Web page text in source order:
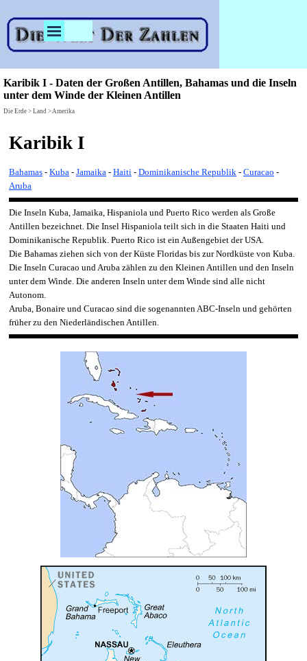
Menü überspringen
Karibik I - Daten der Großen Antillen, Bahamas und die Inseln
unter dem Winde der Kleinen Antillen
Die Erde > Land > Amerika
Karibik I
Bahamas - Kuba - Jamaika - Haiti - Dominikanische Republik - Curacao -
Aruba
Die Inseln Kuba, Jamaika, Hispaniola und Puerto Rico werden als Große
Antillen bezeichnet. Die Insel Hispaniola teilt sich in die Staaten Haiti und
Dominikanische Republik. Puerto Rico ist ein Außengebiet der USA.
Die Bahamas ziehen sich von der Küste Floridas bis zur Nordküste von Kuba.
Die Inseln Curacao und Aruba zählen zu den Kleinen Antillen und den Inseln
unter dem Winde. Die anderen Inseln unter dem Winde sind alle nicht
Autonom.
Aruba, Bonaire und Curacao sind die sogenannten ABC-Inseln und gehörten
früher zu den Niederländischen Antillen.